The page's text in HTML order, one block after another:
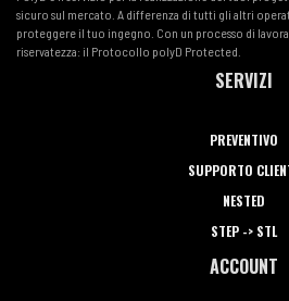
sicuro sul mercato. A differenza di tutti gli altri
proteggere il tuo ingegno. Con un processo di
riservatezza: il Protocollo polyD Protected.
SERVIZI
PREVENTIVO
SUPPORTO
NESTED
STEP -> STL
ACCOUNT